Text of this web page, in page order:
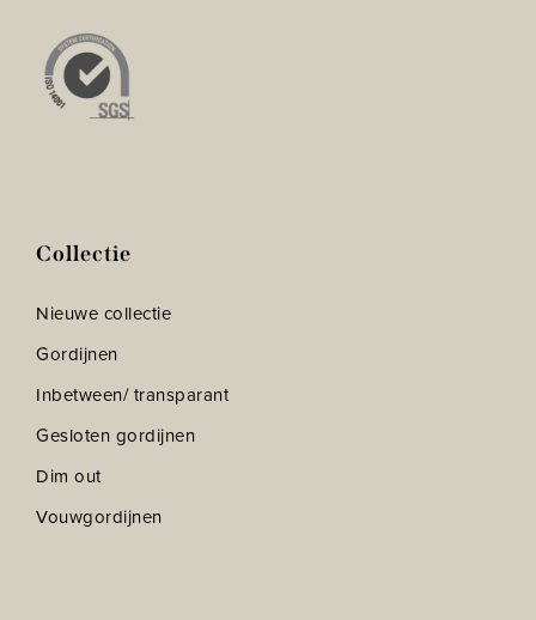
Collectie
Nieuwe collectie
Gordijnen
Inbetween/ transparant
Gesloten gordijnen
Dim out
Vouwgordijnen